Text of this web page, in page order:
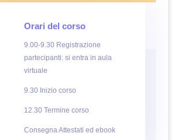
Orari del corso
9.00-9.30 Registrazione
partecipanti: si entra in aula
virtuale
9.30 Inizio corso
12.30 Termine corso
Consegna Attestati ed ebook